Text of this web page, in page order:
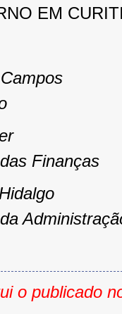
EM
Finanças
o publicado